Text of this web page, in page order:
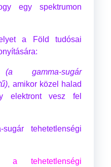
egy spektrumon
a Föld tudósai
(a gamma-sugár
, amikor közel halad
elektront vesz fel
tehetetlenségi
a tehetetlenségi